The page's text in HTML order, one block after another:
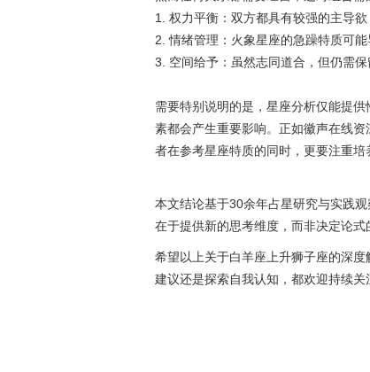
1. 权力平衡：双方都具有较强的主导
2. 情绪管理：火象星座的急躁特质可
3. 空间给予：虽然志同道合，但仍需
需要特别说明的是，星座分析仅能提
素都会产生重要影响。正如徽声在线
者在参考星座特质的同时，更要注重培
本文结论基于30余年占星研究与实践
在于提供新的思考维度，而非决定论式
希望以上关于白羊座上升狮子座的深
建议还是探索自我认知，都欢迎持续关